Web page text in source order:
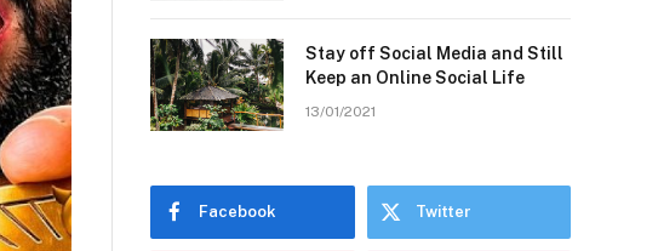
Stay off Social Media and Still
Keep an Online Social Life
13/01/2021
Facebook Twitter